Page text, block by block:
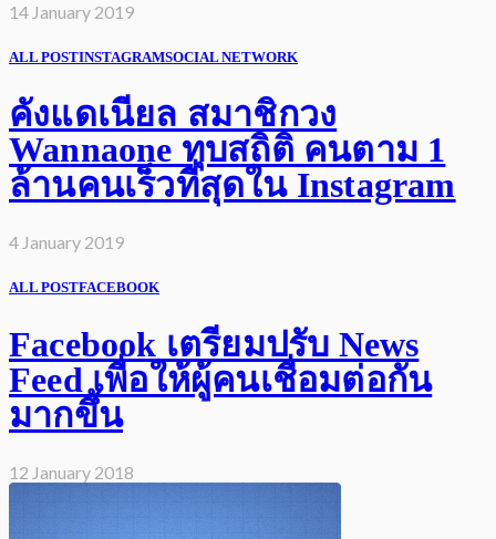
14 January 2019
ALL POSTINSTAGRAMSOCIAL NETWORK
คังแดเนียล สมาชิกวง
Wannaone ทุบสถิติ คนตาม 1
ล้านคนเร็วที่สุดใน Instagram
4 January 2019
ALL POSTFACEBOOK
Facebook เตรียมปรับ News
Feed เพื่อให้ผู้คนเชื่อมต่อกัน
มากขึ้น
12 January 2018